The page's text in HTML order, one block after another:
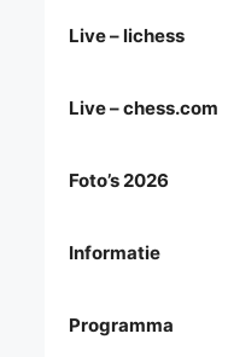
Live – lichess
Live – chess.com
Foto’s 2026
Informatie
Programma